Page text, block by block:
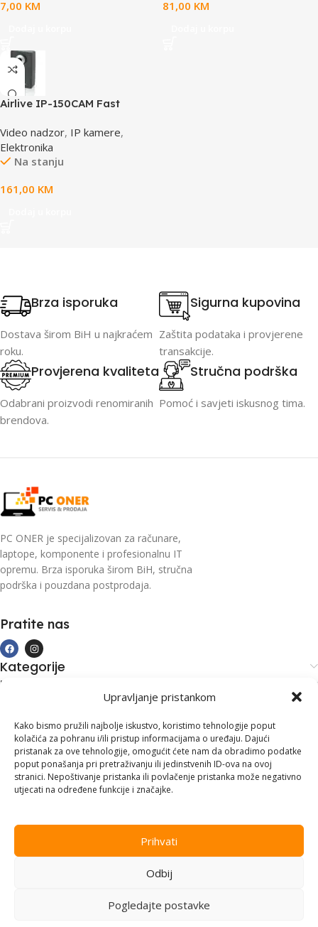
Upravljanje pristankom
Kako bismo pružili najbolje iskustvo, koristimo tehnologije poput
kolačića za pohranu i/ili pristup informacijama o uređaju. Dajući
pristanak za ove tehnologije, omogućit ćete nam da obradimo podatke
poput ponašanja pri pretraživanju ili jedinstvenih ID-ova na ovoj
stranici. Nepoštivanje pristanka ili povlačenje pristanka može negativno
utjecati na određene funkcije i značajke.
Prihvati
Odbij
Pogledajte postavke
7,00 KM
81,00 KM
Airlive IP-150CAM Fast
camera
Video nadzor, IP kamere,
Elektronika
Na stanju
161,00 KM
Brza isporuka
Dostava širom BiH u najkraćem
roku.
Sigurna kupovina
Zaštita podataka i provjerene
transakcije.
Provjerena kvaliteta
Odabrani proizvodi renomiranih
brendova.
Stručna podrška
Pomoć i savjeti iskusnog tima.
PC ONER je specijalizovan za računare,
laptope, komponente i profesionalnu IT
opremu. Brza isporuka širom BiH, stručna
podrška i pouzdana postprodaja.
Pratite nas
Kategorije
Kupovina i podrška
Kontakt informacije
Branilaca Bosne, 75 300 Lukavac
+387 35 555 999
info@pconer.ba
Vision.